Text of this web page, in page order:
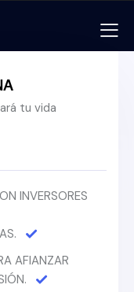
tu vida
INVERSORES
AFIANZAR